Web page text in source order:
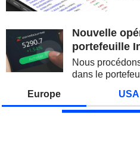
Nouvelle
portefeuille
Nous
dans le
Europe USA